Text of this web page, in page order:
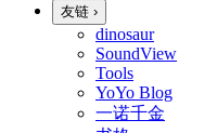
友链 ›
dinosaur
SoundView
Tools
YoYo Blog
一诺千金